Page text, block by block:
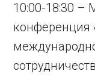
10:00-18:30 –
конференция